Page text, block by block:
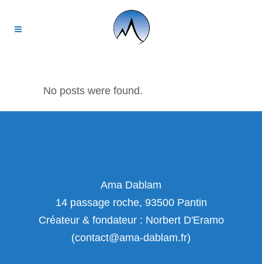
No posts were found.
Ama Dablam
14 passage roche, 93500 Pantin
Créateur & fondateur : Norbert D'Eramo
(contact@ama-dablam.fr)